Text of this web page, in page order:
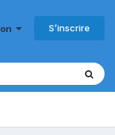
S’inscrire